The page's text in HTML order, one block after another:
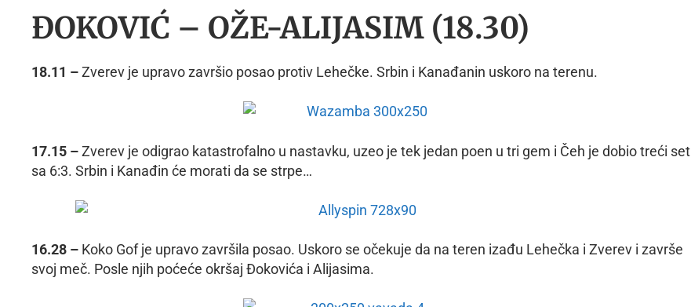
ĐOKOVIĆ – OŽE-ALIJASIM (18.30)
18.11 –Zverev je upravo završio posao protiv Lehečke. Srbin i Kanađanin uskoro na terenu.
17.15 –Zverev je odigrao katastrofalno u nastavku, uzeo je tek jedan poen u tri gem i Čeh je dobio treći set
sa 6:3. Srbin i Kanađin će morati da se strpe…
16.28 – Koko Gof je upravo završila posao. Uskoro se očekuje da na teren izađu Lehečka i Zverev i završe
svoj meč. Posle njih poćeće okršaj Đokovića i Alijasima.